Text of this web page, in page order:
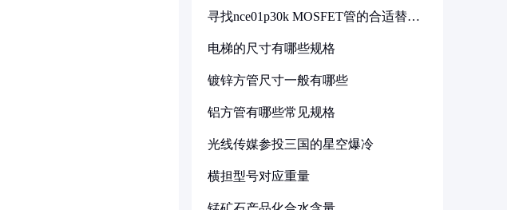
寻找nce01p30k MOSFET管的合适替代
电梯的尺寸有哪些规格
镀锌方管尺寸一般有哪些
铝方管有哪些常见规格
光线传媒参投三国的星空爆冷
横担型号对应重量